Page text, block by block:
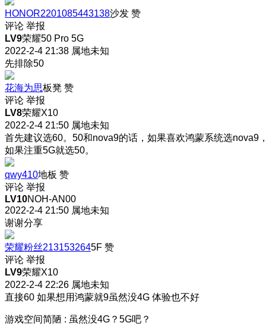
HONOR2201085443138沙发 赞
评论 举报
LV9荣耀50 Pro 5G
2022-2-4 21:38 属地未知
先排除50
花海为思板凳 赞
评论 举报
LV8荣耀X10
2022-2-4 21:50 属地未知
首先建议选60。50和nova9的话，如果喜欢鸿蒙系统选nova9
如果注重5G就选50。
qwy410地板 赞
评论 举报
LV10NOH-AN00
2022-2-4 21:50 属地未知
谢谢分享
荣耀粉丝2131532645F 赞
评论 举报
LV9荣耀X10
2022-2-4 22:26 属地未知
直接60 如果想用鸿蒙就9虽然没4G 体验也不好
游戏空间简陋 : 虽然没4G？5G吧？